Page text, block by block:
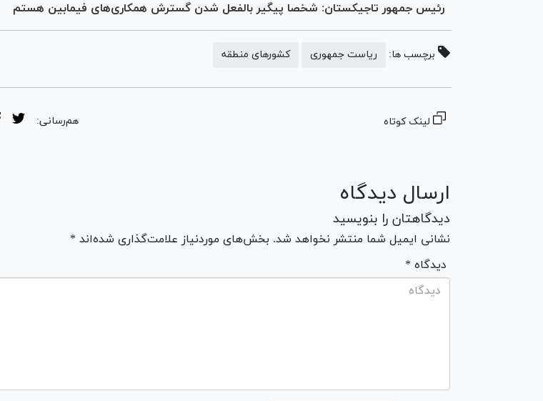
رئیس جمهور تاجیکستان: شخصا پیگیر بالفعل شدن گسترش همکاری‌های فیمابین هستم
برچسب ها: ریاست جمهوری کشورهای منطقه
لینک کوتاه هم‌رسانی:
ارسال دیدگاه
دیدگاهتان را بنویسید
نشانی ایمیل شما منتشر نخواهد شد. بخش‌های موردنیاز علامت‌گذاری شده‌اند *
* دیدگاه